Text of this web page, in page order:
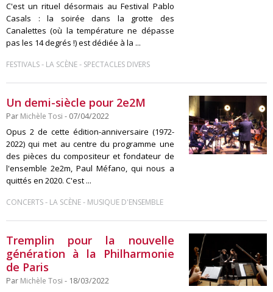
C'est un rituel désormais au Festival Pablo
Casals : la soirée dans la grotte des
Canalettes (où la température ne dépasse
pas les 14 degrés !) est dédiée à la ...
FESTIVALS- LA SCÈNE- SPECTACLES DIVERS
Un demi-siècle pour 2e2M
Par Michèle Tosi - 07/04/2022
Opus 2 de cette édition-anniversaire (1972-
2022) qui met au centre du programme une
des pièces du compositeur et fondateur de
l'ensemble 2e2m, Paul Méfano, qui nous a
quittés en 2020. C'est ...
CONCERTS- LA SCÈNE- MUSIQUE D'ENSEMBLE
Tremplin pour la nouvelle
génération à la Philharmonie
de Paris
Par Michèle Tosi - 18/03/2022